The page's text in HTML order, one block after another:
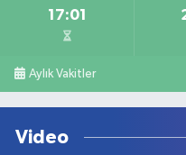
17:01
Aylık Vakitler
Video